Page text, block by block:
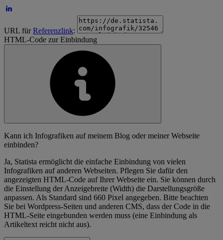
URL fürReferenzlink:
HTML-Code zur Einbindung
Kann ich Infografiken auf meinem Blog oder meiner Webseite
einbinden?
Ja, Statista ermöglicht die einfache Einbindung von vielen
Infografiken auf anderen Webseiten. Pflegen Sie dafür den
angezeigten HTML-Code auf Ihrer Webseite ein. Sie können durch
die Einstellung der Anzeigebreite (Width) die Darstellungsgröße
anpassen. Als Standard sind 660 Pixel angegeben. Bitte beachten
Sie bei Wordpress-Seiten und anderen CMS, dass der Code in die
HTML-Seite eingebunden werden muss (eine Einbindung als
Artikeltext reicht nicht aus).